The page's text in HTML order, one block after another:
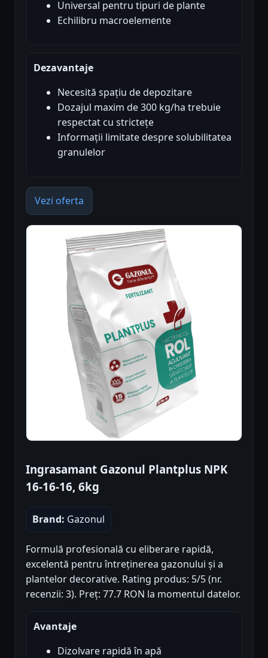
Universal pentru tipuri de plante
Echilibru macroelemente
Dezavantaje
Necesită spațiu de depozitare
Dozajul maxim de 300 kg/ha trebuie
respectat cu strictețe
Informații limitate despre solubilitatea
granulelor
Vezi oferta
Ingrasamant Gazonul Plantplus NPK
16-16-16, 6kg
Brand: Gazonul
Formulă profesională cu eliberare rapidă,
excelentă pentru întreținerea gazonului și a
plantelor decorative. Rating produs: 5/5 (nr.
recenzii: 3). Preț: 77.7 RON la momentul datelor.
Avantaje
Dizolvare rapidă în apă